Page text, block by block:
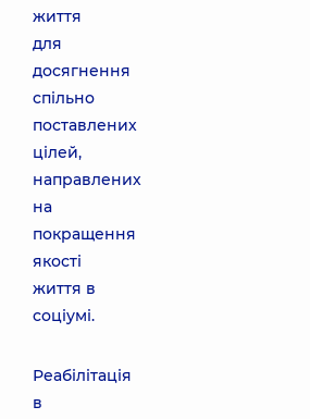
життя
для
досягнення
спільно
поставлених
цілей,
направлених
на
покращення
якості
життя в
соціумі.
Реабілітація
в